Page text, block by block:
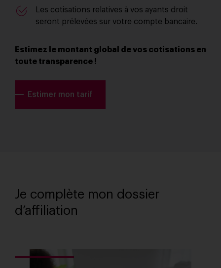
Les cotisations relatives à vos ayants droit
seront prélevées sur votre compte bancaire.
Estimez le montant global de vos cotisations en
toute transparence !
Estimer mon tarif
Je complète mon dossier
d’affiliation